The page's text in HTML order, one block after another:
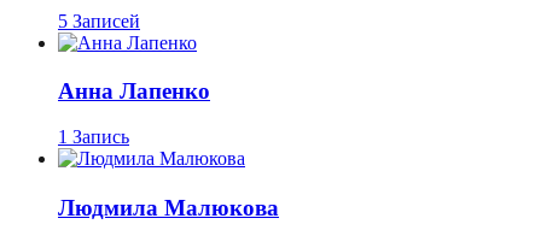
5 Записей
Анна Лапенко
1 Запись
Людмила Малюкова